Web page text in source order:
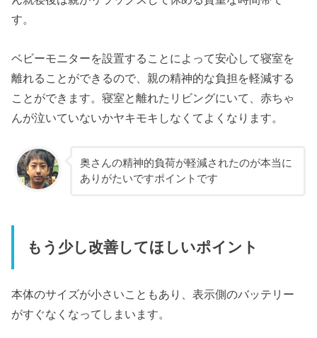
す。
ベビーモニターを設置することによって安心して寝室を
離れることができるので、親の精神的な負担を軽減する
ことができます。寝室と離れたリビングにいて、赤ちゃ
んが泣いていないかヤキモキしなくてよくなります。
奥さんの精神的負荷が軽減されたのが本当に
ありがたいですポイントです
もう少し改善してほしいポイント
本体のサイズが小さいこともあり、表示側のバッテリー
がすぐなくなってしまいます。